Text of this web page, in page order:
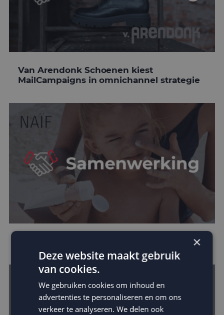
Van Arendonk Schoenen kiest
MailCampaigns in omnichannel strategie
Naïf kiest MailCampaigns in groeistrategie
×
Deze website maakt gebruik
van cookies.
We gebruiken cookies om inhoud en
advertenties te personaliseren en om ons
verkeer te analyseren. We delen ook